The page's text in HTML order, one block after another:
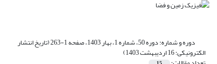
دوره و شماره: دوره 50، شماره 1، بهار 1403، صفحه 1-263 (تاریخ انتشار
الکترونیکی: 16 اردیبهشت 1403)